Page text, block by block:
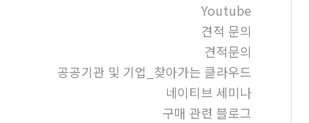
Youtube
견적 문의
견적문의
공공기관 및 기업_찾아가는 클라우드
네이티브 세미나
구매 관련 블로그